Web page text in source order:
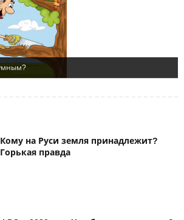
Кому на Руси земля принадлежит?
Горькая правда